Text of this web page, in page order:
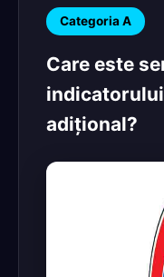
Categoria A
Care este
adiţional?